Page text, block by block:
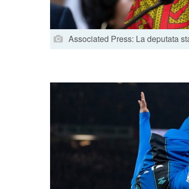
Associated Press: La deputata